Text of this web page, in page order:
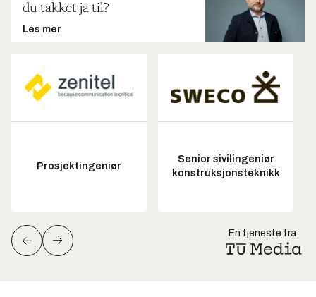
du takket ja til?
Les mer
Prosjektingeniør
Senior sivilingeniør
konstruksjonsteknikk
En tjeneste fra